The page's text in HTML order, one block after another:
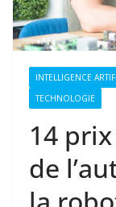
INTELLIGENCE
TECHNOLOGIE
14
de